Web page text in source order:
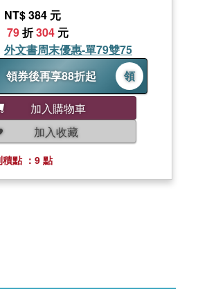
NT$ 384 元
79折304 元
外文書周末優惠-單79雙75
領券後再享88折起
領
加入購物車
加入收藏
點 ：9 點